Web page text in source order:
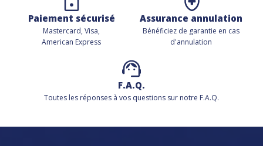
Paiement sécurisé
Mastercard, Visa,
American Express
Assurance annulation
Bénéficiez de garantie en cas
d'annulation
F.A.Q.
Toutes les réponses à vos questions sur notre F.A.Q.